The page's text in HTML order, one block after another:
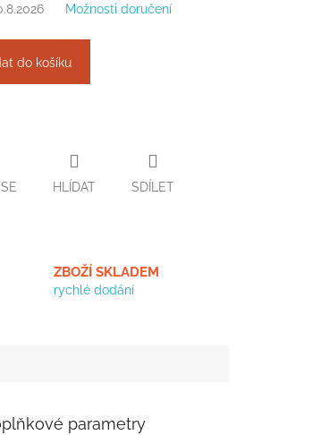
Možnosti doručení
do košíku
HLÍDAT SDÍLET
ZBOŽÍ SKLADEM
rychlé dodání
parametry